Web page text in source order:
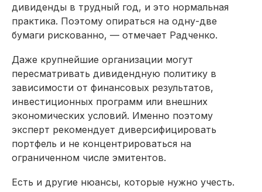
дивиденды в трудный год, и это нормальная
практика. Поэтому опираться на одну-две
бумаги рискованно, — отмечает Радченко.
Даже крупнейшие организации могут
пересматривать дивидендную политику в
зависимости от финансовых результатов,
инвестиционных программ или внешних
экономических условий. Именно поэтому
эксперт рекомендует диверсифицировать
портфель и не концентрироваться на
ограниченном числе эмитентов.
Есть и другие нюансы, которые нужно учесть.